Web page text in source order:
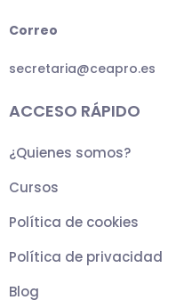
Correo
secretaria@ceapro.es
ACCESO RÁPIDO
¿Quienes somos?
Cursos
Política de cookies
Política de privacidad
Blog